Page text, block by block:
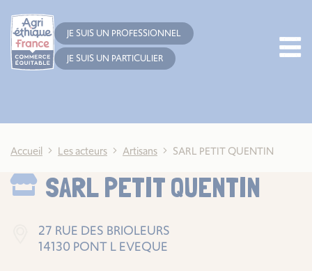
JE SUIS UN PROFESSIONNEL
JE SUIS UN PARTICULIER
Accueil Les acteurs Artisans SARL PETIT QUENTIN
SARL PETIT QUENTIN
27 RUE DES BRIOLEURS
14130 PONT L EVEQUE